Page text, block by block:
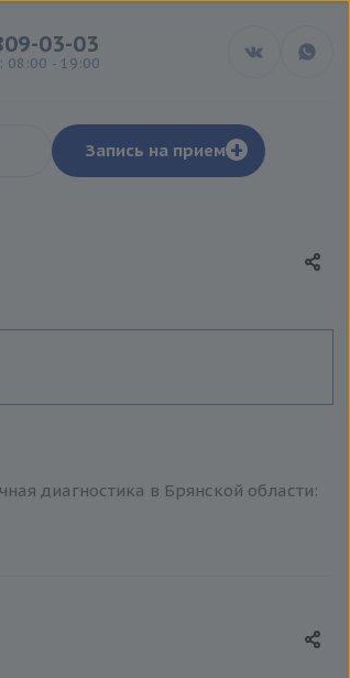
03-03
08:00 - 19:00
Запись на прием +
диагностика в Брянской области: